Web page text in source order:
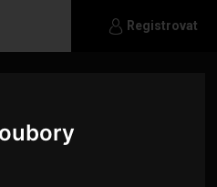
Registrovat